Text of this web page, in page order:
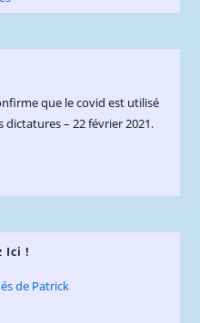
que le covid est utilisé
– 22 février 2021.
Ici !